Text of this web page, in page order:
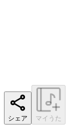
シェア マイうた